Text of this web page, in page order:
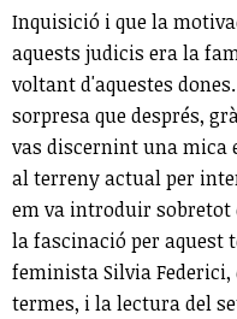
Inquisició i que la
aquests judicis era la
voltant d'aquestes
sorpresa que després,
vas discernint una mica
al terreny actual per
em va introduir sobretot
la fascinació per aquest
feminista Silvia Federici,
termes, i la lectura del